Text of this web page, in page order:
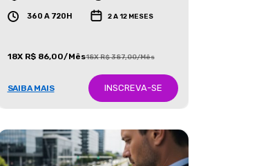
360 A 720H 2 A 12 MESES
18X R$ 86,00/Mês18X R$ 387,00/Mês
SAIBA MAIS INSCREVA-SE